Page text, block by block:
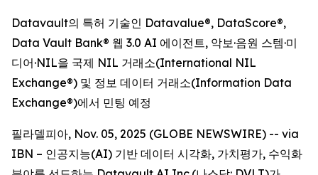
Datavault의 특허 기술인 Datavalue®, DataScore®,
Data Vault Bank® 웹 3.0 AI 에이전트, 악보·음원 스템·미
디어·NIL을 국제 NIL 거래소(International NIL
Exchange®) 및 정보 데이터 거래소(Information Data
Exchange®)에서 민팅 예정
필라델피아, Nov. 05, 2025 (GLOBE NEWSWIRE) -- via
IBN – 인공지능(AI) 기반 데이터 시각화, 가치평가, 수익화